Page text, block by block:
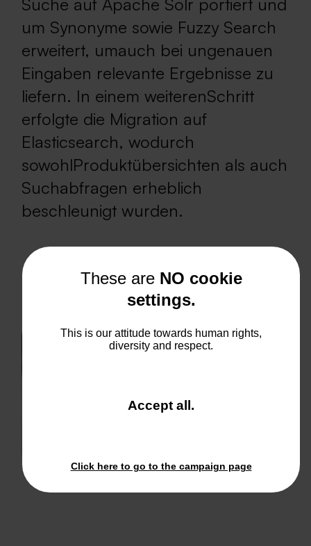
Suche auf Apache Solr portiert und
um Synonyme sowie Fuzzy Search
erweitert, umauch bei ungenauen
Eingaben relevante Ergebnisse zu
liefern. In einem weiterenSchritt
erfolgte die Migration auf
Elasticsearch, wodurch
sowohlProduktübersichten als auch
Suchabfragen erheblich
beschleunigt wurden.
These are NO cookie
settings.
This is our attitude towards human rights,
diversity and respect.
Accept alland
.
Click here to go to the campaign page